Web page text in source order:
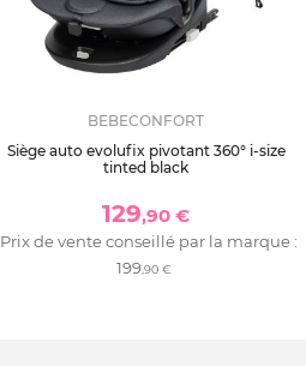
BEBECONFORT
Siège auto evolufix pivotant 360° i-size
tinted black
129,90 €
Prix de vente conseillé par la marque :
199,90 €